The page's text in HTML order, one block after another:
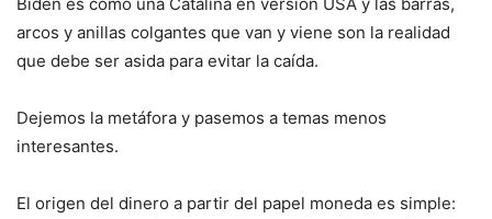
arcos y anillas colgantes que van y viene son la realidad
que debe ser asida para evitar la caída.
Dejemos la metáfora y pasemos a temas menos
interesantes.
El origen del dinero a partir del papel moneda es simple: